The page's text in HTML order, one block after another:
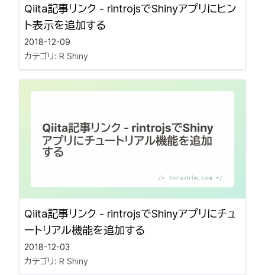
Qiita記事リンク - rintrojsでShinyアプリにヒン
ト表示を追加する
2018-12-09
カテゴリ: R Shiny
Qiita記事リンク - rintrojsでShinyアプリにチュ
ートリアル機能を追加する
2018-12-03
カテゴリ: R Shiny